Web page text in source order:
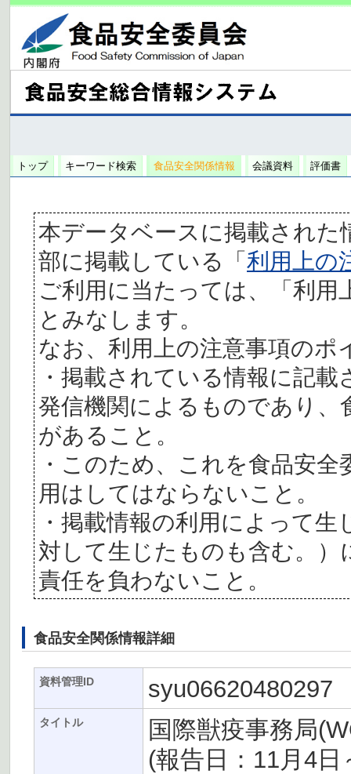
トップ キーワード検索 食品安全関係情報 会議資料 評価書
本データベースに掲載された
部に掲載している「利用上の
ご利用に当たっては、「利
とみなします。
なお、利用上の注意事項の
・掲載されている情報に記
発信機関によるものであり、
があること。
・このため、これを食品安
用はしてはならないこと。
・掲載情報の利用によって
対して生じたものも含む。
責任を負わないこと。
食品安全関係情報詳細
資料管理ID syu06620480297
タイトル
国際獣疫事務局
(報告日：11月4日